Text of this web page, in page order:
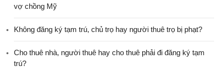
vợ chồng Mỹ
Không đăng ký tạm trú, chủ trọ hay người thuê trọ bị phạt?
Cho thuê nhà, người thuê hay cho thuê phải đi đăng ký tạm
trú?